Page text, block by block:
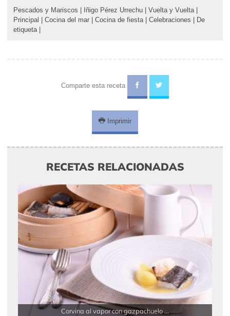
Pescados y Mariscos | Iñigo Pérez Urrechu | Vuelta y Vuelta |
Principal | Cocina del mar | Cocina de fiesta | Celebraciones | De
etiqueta |
Comparte esta receta
Imprimir
RECETAS RELACIONADAS
Corvina al vapor con gazpachuelo ...